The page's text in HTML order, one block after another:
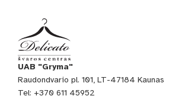
UAB "Gryma"
Raudondvario pl. 101, LT-47184 Kaunas
Tel: +370 611 45952